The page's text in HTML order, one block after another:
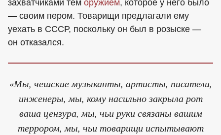
захватчиками тем оружием, которое у него было
— своим пером. Товарищи предлагали ему
уехать в СССР, поскольку он был в розыске —
он отказался.
«Мы, чешские музыканты, артисты, писатели,
инженеры, мы, кому насильно закрыла рот
ваша цензура, мы, чьи руки связаны вашим
террором, мы, чьи товарищи испытывают